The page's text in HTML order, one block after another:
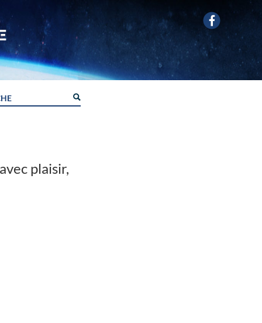
plaisir,